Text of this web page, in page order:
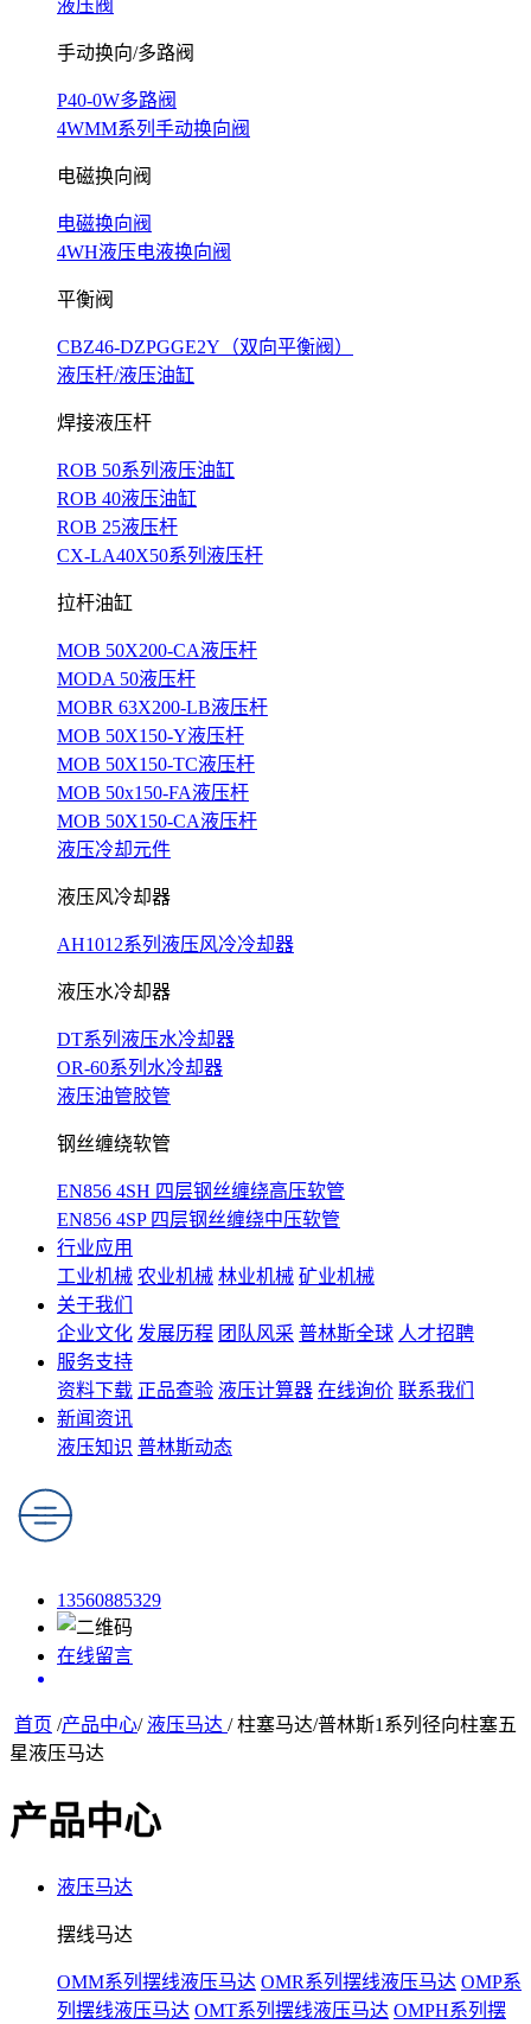
液压阀
手动换向/多路阀
P40-0W多路阀
4WMM系列手动换向阀
电磁换向阀
电磁换向阀
4WH液压电液换向阀
平衡阀
CBZ46-DZPGGE2Y（双向平衡阀）
液压杆/液压油缸
焊接液压杆
ROB 50系列液压油缸
ROB 40液压油缸
ROB 25液压杆
CX-LA40X50系列液压杆
拉杆油缸
MOB 50X200-CA液压杆
MODA 50液压杆
MOBR 63X200-LB液压杆
MOB 50X150-Y液压杆
MOB 50X150-TC液压杆
MOB 50x150-FA液压杆
MOB 50X150-CA液压杆
液压冷却元件
液压风冷却器
AH1012系列液压风冷冷却器
液压水冷却器
DT系列液压水冷却器
OR-60系列水冷却器
液压油管胶管
钢丝缠绕软管
EN856 4SH 四层钢丝缠绕高压软管
EN856 4SP 四层钢丝缠绕中压软管
行业应用
工业机械 农业机械 林业机械 矿业机械
关于我们
企业文化 发展历程 团队风采 普林斯全球 人才招聘
服务支持
资料下载 正品查验 液压计算器 在线询价 联系我们
新闻资讯
液压知识 普林斯动态
13560885329
在线留言
首页 /产品中心/ 液压马达 / 柱塞马达/普林斯1系列径向柱塞五
星液压马达
产品中心
液压马达
摆线马达
OMM系列摆线液压马达 OMR系列摆线液压马达 OMP系
列摆线液压马达 OMT系列摆线液压马达 OMPH系列摆